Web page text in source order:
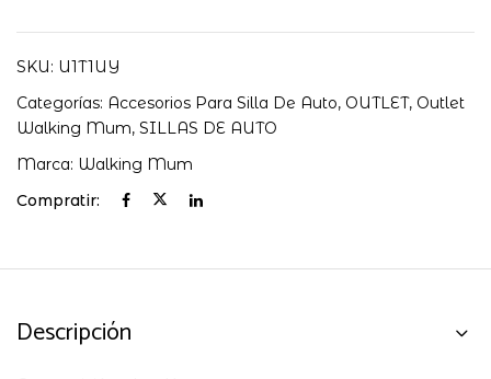
SKU: U1T1UY
Categorías: Accesorios Para Silla De Auto, OUTLET, Outlet
Walking Mum, SILLAS DE AUTO
Marca: Walking Mum
Compratir:
Descripción